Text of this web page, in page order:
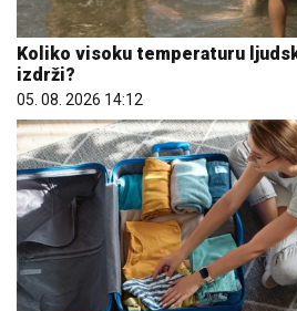
Koliko visoku temperaturu
izdrži?
05. 08. 2026 14:12